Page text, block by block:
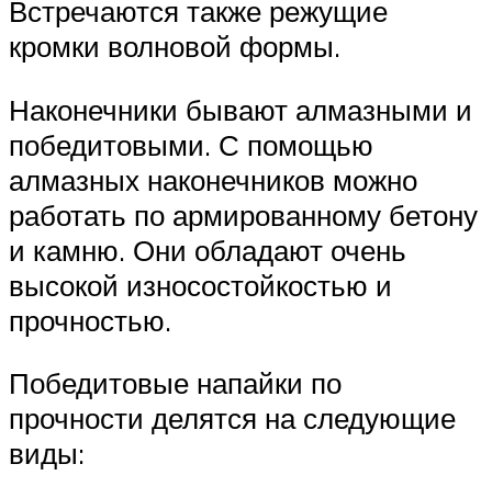
Встречаются также режущие
кромки волновой формы.
Наконечники бывают алмазными и
победитовыми. С помощью
алмазных наконечников можно
работать по армированному бетону
и камню. Они обладают очень
высокой износостойкостью и
прочностью.
Победитовые напайки по
прочности делятся на следующие
виды: